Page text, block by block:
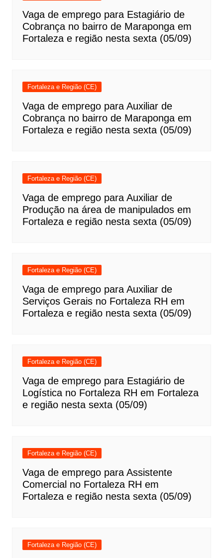
Vaga de emprego para Estagiário de
Cobrança no bairro de Maraponga em
Fortaleza e região nesta sexta (05/09)
Fortaleza e Região (CE)
Vaga de emprego para Auxiliar de
Cobrança no bairro de Maraponga em
Fortaleza e região nesta sexta (05/09)
Fortaleza e Região (CE)
Vaga de emprego para Auxiliar de
Produção na área de manipulados em
Fortaleza e região nesta sexta (05/09)
Fortaleza e Região (CE)
Vaga de emprego para Auxiliar de
Serviços Gerais no Fortaleza RH em
Fortaleza e região nesta sexta (05/09)
Fortaleza e Região (CE)
Vaga de emprego para Estagiário de
Logística no Fortaleza RH em Fortaleza
e região nesta sexta (05/09)
Fortaleza e Região (CE)
Vaga de emprego para Assistente
Comercial no Fortaleza RH em
Fortaleza e região nesta sexta (05/09)
Fortaleza e Região (CE)